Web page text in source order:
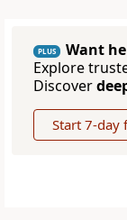
PLUS
Want
Explore
Discover
Start 7-day